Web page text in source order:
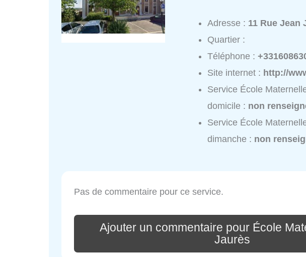
Adresse : 11 Rue Jean
Quartier :
Téléphone :
Site internet : http://
Service École
domicile : non
Service École
dimanche : non
Pas de commentaire pour ce service.
Ajouter un commentaire pour École
Jaurès